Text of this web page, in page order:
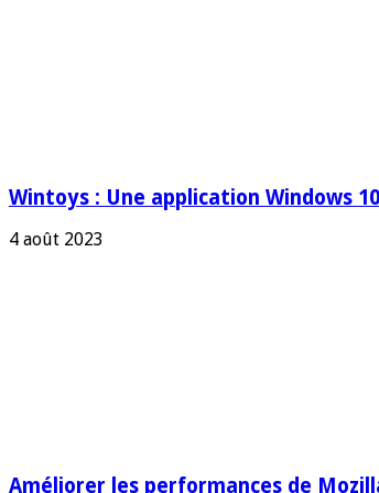
Wintoys : Une application Windows
4 août 2023
Améliorer les performances de